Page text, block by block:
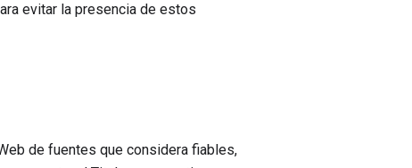
evitar la presencia de estos
de fuentes que considera fiables,